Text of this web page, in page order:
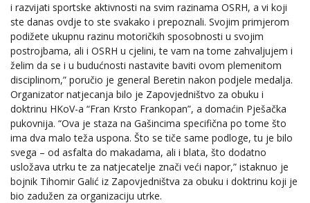
i razvijati sportske aktivnosti na svim razinama OSRH, a vi koji
ste danas ovdje to ste svakako i prepoznali. Svojim primjerom
podižete ukupnu razinu motoričkih sposobnosti u svojim
postrojbama, ali i OSRH u cjelini, te vam na tome zahvaljujem i
želim da se i u budućnosti nastavite baviti ovom plemenitom
disciplinom,” poručio je general Beretin nakon podjele medalja.
Organizator natjecanja bilo je Zapovjedništvo za obuku i
doktrinu HKoV-a “Fran Krsto Frankopan”, a domaćin Pješačka
pukovnija. “Ova je staza na Gašincima specifična po tome što
ima dva malo teža uspona. Što se tiče same podloge, tu je bilo
svega – od asfalta do makadama, ali i blata, što dodatno
usložava utrku te za natjecatelje znači veći napor,” istaknuo je
bojnik Tihomir Galić iz Zapovjedništva za obuku i doktrinu koji je
bio zadužen za organizaciju utrke.